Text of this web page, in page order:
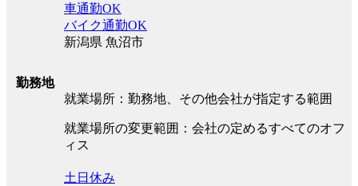
勤務地
車通勤OK
バイク通勤OK
新潟県 魚沼市
就業場所：勤務地、その他会社が指定する範囲
就業場所の変更範囲：会社の定めるすべてのオフ
ィス
土日休み